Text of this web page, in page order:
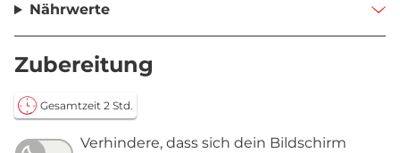
Nährwerte
Zubereitung
Gesamtzeit 2 Std.
Verhindere, dass sich dein Bildschirm